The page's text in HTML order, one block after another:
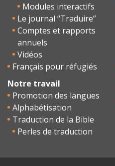
Modules interactifs
Le journal “Traduire”
Comptes et rapports
annuels
Vidéos
Français pour réfugiés
Notre travail
Promotion des langues
Alphabétisation
Traduction de la Bible
Perles de traduction